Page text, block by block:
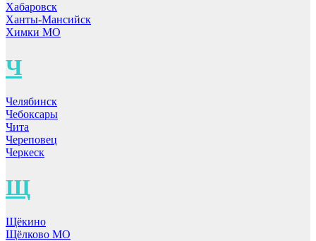
Хабаровск
Ханты-Мансийск
Химки МО
Ч
Челябинск
Чебоксары
Чита
Череповец
Черкеск
Щ
Щёкино
Щёлково МО